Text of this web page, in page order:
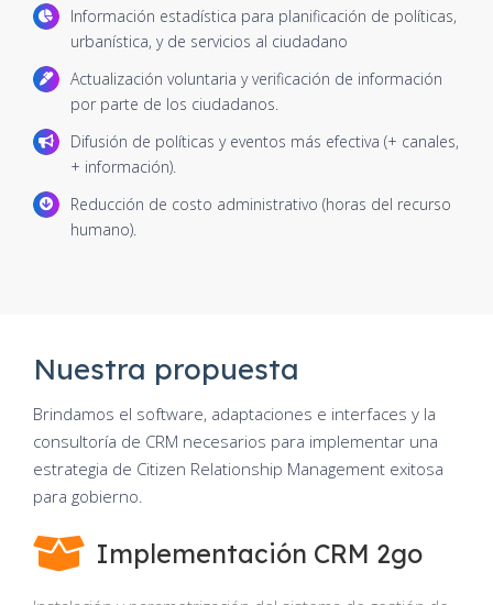
Información estadística para planificación de políticas,
urbanística, y de servicios al ciudadano
Actualización voluntaria y verificación de información
por parte de los ciudadanos.
Difusión de políticas y eventos más efectiva (+ canales,
+ información).
Reducción de costo administrativo (horas del recurso
humano).
Nuestra propuesta
Brindamos el software, adaptaciones e interfaces y la
consultoría de CRM necesarios para implementar una
estrategia de Citizen Relationship Management exitosa
para gobierno.
Implementación CRM 2go